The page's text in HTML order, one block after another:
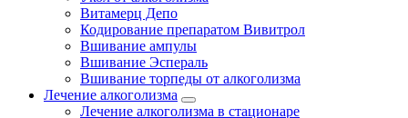
Витамерц Депо
Кодирование препаратом Вивитрол
Вшивание ампулы
Вшивание Эспераль
Вшивание торпеды от алкоголизма
Лечение алкоголизма
Лечение алкоголизма в стационаре